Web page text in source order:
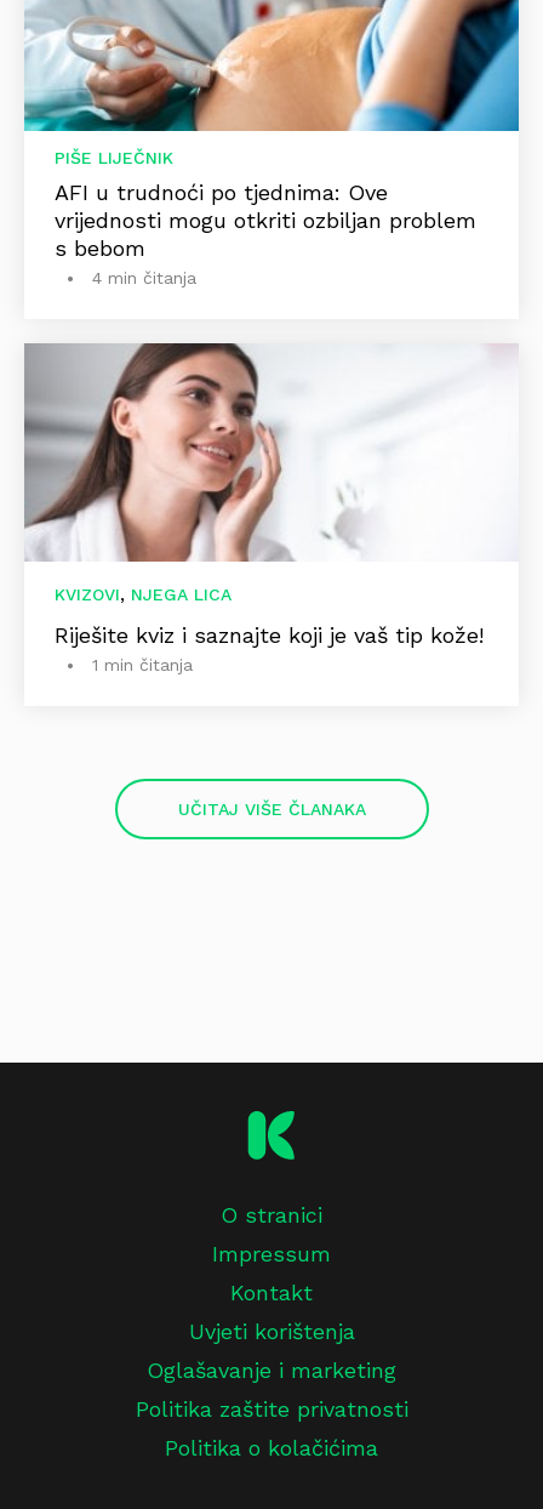
PIŠE LIJEČNIK
AFI u trudnoći po tjednima: Ove
vrijednosti mogu otkriti ozbiljan problem
s bebom
4 min čitanja
KVIZOVI, NJEGA LICA
Riješite kviz i saznajte koji je vaš tip kože!
1 min čitanja
UČITAJ VIŠE ČLANAKA
O stranici
Impressum
Kontakt
Uvjeti korištenja
Oglašavanje i marketing
Politika zaštite privatnosti
Politika o kolačićima